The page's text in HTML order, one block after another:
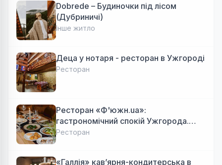
Dobrede – Будиночки під лісом
(Дубриничі)
Інше житло
Деца у нотаря - ресторан в Ужгороді
Ресторан
Ресторан «Ф'южн.ua»:
гастрономічний спокій Ужгорода.
Авторська локальна кухня, затишок
Ресторан
«Галлія» кав’ярня-кондитерська в